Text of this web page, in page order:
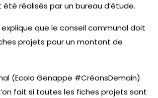
réalisés par un bureau d’étude.
que le conseil communal doit
projets pour un montant de
(Ecolo Genappe #CréonsDemain)
fait si toutes les fiches projets sont